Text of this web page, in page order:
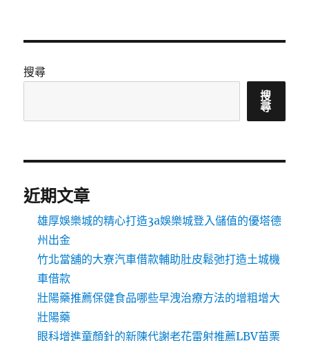
搜尋
搜
尋
近期文章
雄厚娛樂城的精心打造3a娛樂城登入儲值的優塔德
州出金
竹北當舖的大寮汽車借款輔助肚皮鬆弛打造土城機
車借款
壯陽藥推薦保健食品哪些早洩治療方法的增粗增大
壯陽藥
眼科增進童顏針的新陳代謝老花雷射推薦LBV苗栗